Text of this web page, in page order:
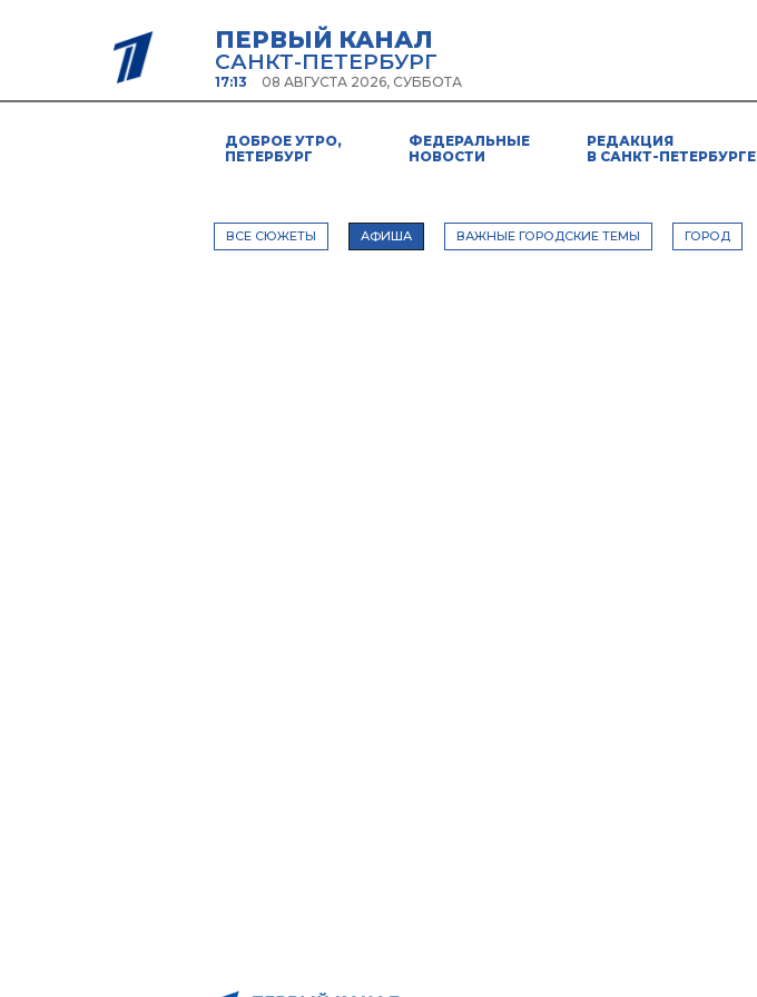
ПЕРВЫЙ КАНАЛ
САНКТ-ПЕТЕРБУРГ
17:13 08 АВГУСТА 2026, СУББОТА
ДОБРОЕ УТРО,
ПЕТЕРБУРГ
ФЕДЕРАЛЬНЫЕ
НОВОСТИ
РЕДАКЦИЯ
В САНКТ-ПЕТЕРБУРГЕ
ВСЕ СЮЖЕТЫ АФИША ВАЖНЫЕ ГОРОДСКИЕ ТЕМЫ ГОРОД